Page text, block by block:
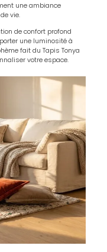
une ambiance
vie.
de confort profond
une luminosité à
fait du Tapis Tonya
votre espace.